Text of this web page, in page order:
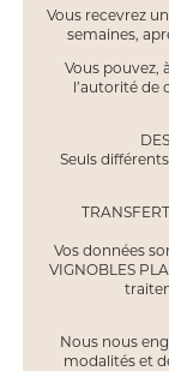
Vous recevrez
semaines,
Vous
l’autorité de
Seuls
Vos données
VIGNOBLES
Nous nous
modalités et